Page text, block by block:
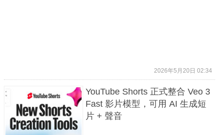
2026年5月20日 02:34
YouTube Shorts 正式整合 Veo 3
Fast 影片模型，可用 AI 生成短
片 + 聲音